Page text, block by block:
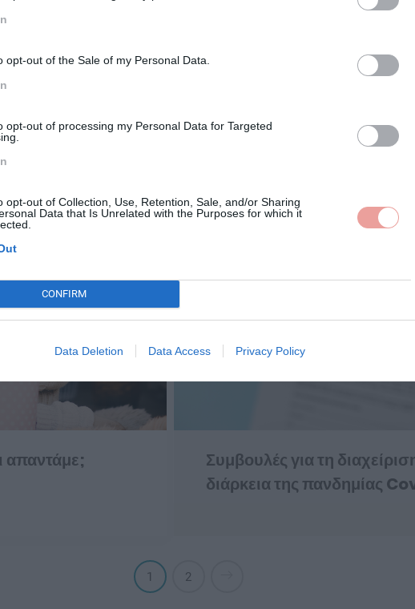
opt-out of the Sale of my Personal Data.
opt-out of processing my Personal Data for Targeted
opt-out of Collection, Use, Retention, Sale, and/or Sharing
Data that Is Unrelated with the Purposes for which it
CONFIRM
Data Deletion Data Access Privacy Policy
για να
Αρνητικές σκέψεις και
συμβουλές για τη
απαντάμε;
Συμβουλές για τη
διάρκεια της πανδημίας
1 2